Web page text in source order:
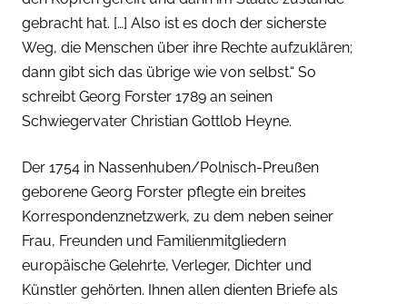
gebracht hat. […] Also ist es doch der sicherste
Weg, die Menschen über ihre Rechte aufzuklären;
dann gibt sich das übrige wie von selbst.“ So
schreibt Georg Forster 1789 an seinen
Schwiegervater Christian Gottlob Heyne.
Der 1754 in Nassenhuben/Polnisch-Preußen
geborene Georg Forster pflegte ein breites
Korrespondenznetzwerk, zu dem neben seiner
Frau, Freunden und Familienmitgliedern
europäische Gelehrte, Verleger, Dichter und
Künstler gehörten. Ihnen allen dienten Briefe als